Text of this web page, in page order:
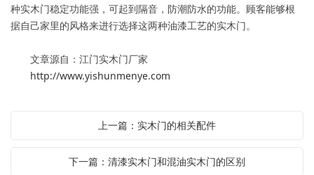
种实木门稳定功能强，可起到隔音，防潮防水的功能。顾客能够根
据自己家里的风格来进行选择这两种油漆工艺的实木门。
文章源自：江门实木门厂家
http://www.yishunmenye.com
上一篇：实木门的相关配件
下一篇：清漆实木门和混油实木门的区别